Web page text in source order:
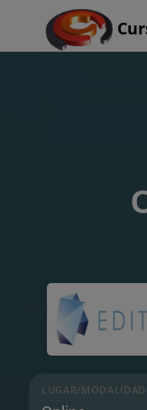
LUGAR/MODALIDAD